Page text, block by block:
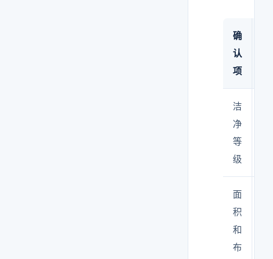
确
认
项
洁
净
等
级
面
积
和
布